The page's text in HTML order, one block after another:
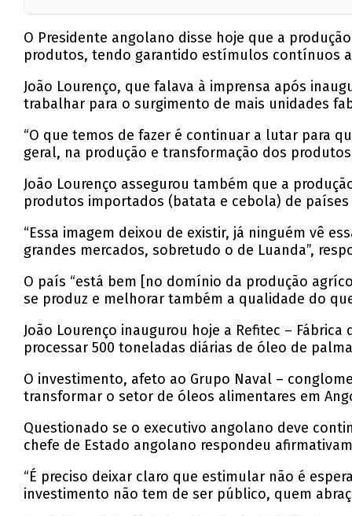
O Presidente angolano disse hoje que a
produtos, tendo garantido estímulos contínuos
João Lourenço, que falava à imprensa após
trabalhar para o surgimento de mais unidades
“O que temos de fazer é continuar a lutar para
geral, na produção e transformação dos
João Lourenço assegurou também que a
produtos importados (batata e cebola) de
“Essa imagem deixou de existir, já ninguém vê
grandes mercados, sobretudo o de Luanda”,
O país “está bem [no domínio da produção
se produz e melhorar também a qualidade do
João Lourenço inaugurou hoje a Refitec –
processar 500 toneladas diárias de óleo de
O investimento, afeto ao Grupo Naval –
transformar o setor de óleos alimentares em
Questionado se o executivo angolano deve
chefe de Estado angolano respondeu
“É preciso deixar claro que estimular não é
investimento não tem de ser público, quem